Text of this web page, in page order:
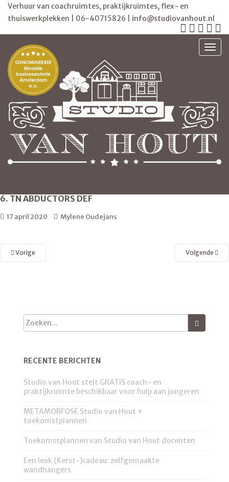
Verhuur van coachruimtes, praktijkruimtes, flex- en
thuiswerkplekken | 06-40715826 | info@studiovanhout.nl
6. TN ABDUCTORS DEF
17 april 2020 Mylene Oudejans
Vorige Volgende
RECENTE BERICHTEN
Studio van Hout stelt GRATIS coach- en
praktijkruimte beschikbaar voor hulp aan jongeren
METAMORFOSE Studio van Hout +
toekomstplannen
Toekomstplannen van Studio van Hout docenten
Een leuk (Kerst-)cadeau: zelfgemaakte
wandhangers